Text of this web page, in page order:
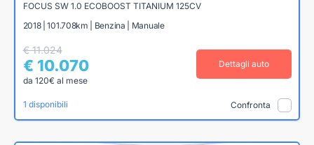
FOCUS SW 1.0 ECOBOOST TITANIUM 125CV
2018 | 101.708km | Benzina | Manuale
€ 11.024
€ 10.070
da 120€ al mese
Dettagli auto
1 disponibili Confronta